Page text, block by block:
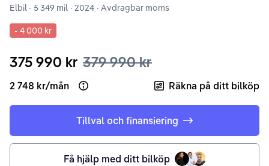
Elbil · 5 349 mil · 2024 · Avdragbar moms
- 4 000 kr
375 990 kr 379 990 kr
2 748 kr/mån Open loan example Räkna på ditt bilköp
Tillval och finansiering
Få hjälp med ditt bilköp